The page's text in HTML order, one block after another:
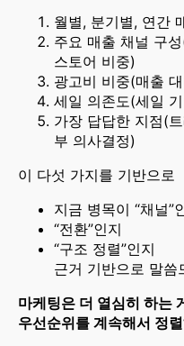
월별, 분기별, 연간
주요 매출 채널 구
스토어 비중)
광고비 비중(매출
세일 의존도(세일
가장 답답한 지점(
부 의사결정)
이 다섯 가지를 기반으로
지금 병목이 “채널”
“전환”인지
“구조 정렬”인지
근거 기반으로 말씀
마케팅은 더 열심히 하는
우선순위를 계속해서 정